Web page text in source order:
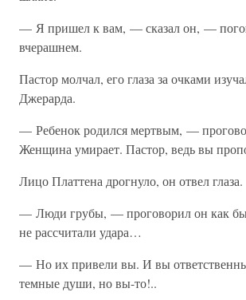
— Я пришел к вам, — сказал он, —
вчерашнем.
Пастор молчал, его глаза за очками
Джерарда.
— Ребенок родился мертвым, —
Женщина умирает. Пастор, ведь вы
Лицо Платтена дрогнуло, он отвел глаза.
— Люди грубы, — проговорил он как
не рассчитали удара…
— Но их привели вы. И вы
темные души, но вы-то!..